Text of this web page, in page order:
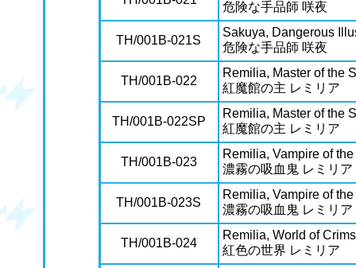
危険な手品師 咲夜
TH/001B-021S
Sakuya, Dangerous
危険な手品師 咲夜
TH/001B-022
Remilia, Master of the
紅魔館の主 レミリア
TH/001B-022SP
Remilia, Master of the
紅魔館の主 レミリア
TH/001B-023
Remilia, Vampire of
濃霧の吸血鬼 レミリア
TH/001B-023S
Remilia, Vampire of
濃霧の吸血鬼 レミリア
TH/001B-024
Remilia, World of
紅色の世界 レミリア